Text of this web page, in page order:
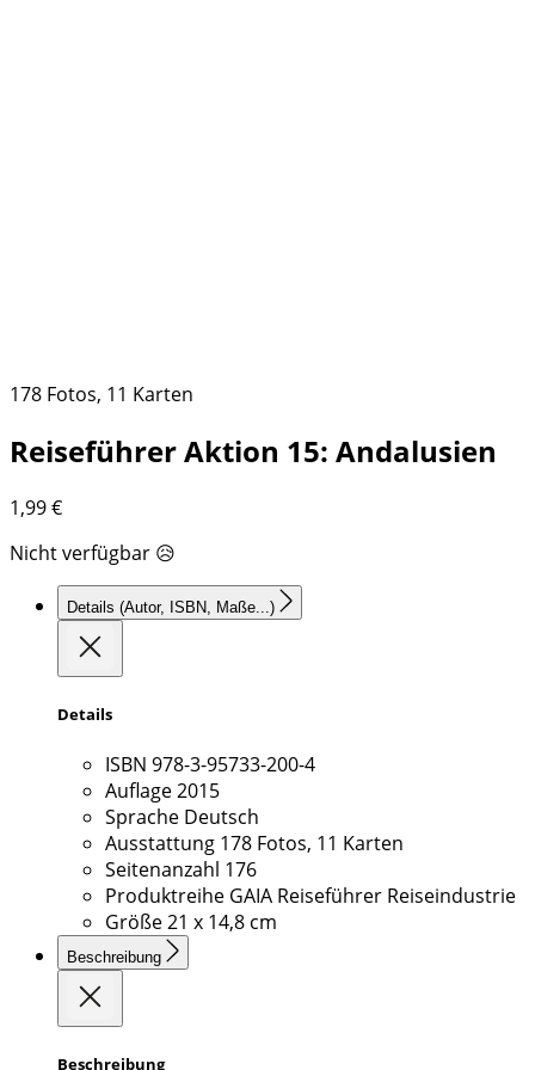
178 Fotos, 11 Karten
Reiseführer Aktion 15: Andalusien
1,99€
Nicht verfügbar 😥
Details (Autor, ISBN, Maße...)
Details
ISBN 978-3-95733-200-4
Auflage2015
Sprache Deutsch
Ausstattung 178 Fotos, 11 Karten
Seitenanzahl 176
Produktreihe GAIA Reiseführer Reiseindustrie
Größe21 x 14,8 cm
Beschreibung
Beschreibung